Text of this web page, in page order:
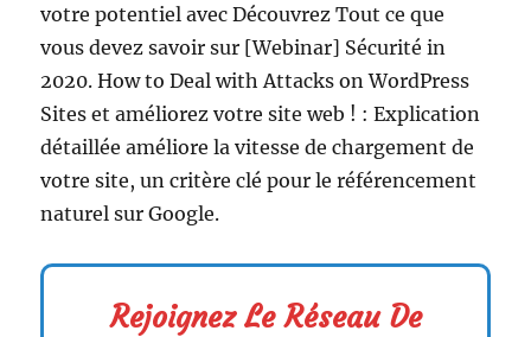
votre potentiel avec Découvrez Tout ce que
vous devez savoir sur [Webinar] Sécurité in
2020. How to Deal with Attacks on WordPress
Sites et améliorez votre site web ! : Explication
détaillée améliore la vitesse de chargement de
votre site, un critère clé pour le référencement
naturel sur Google.
Rejoignez Le Réseau De